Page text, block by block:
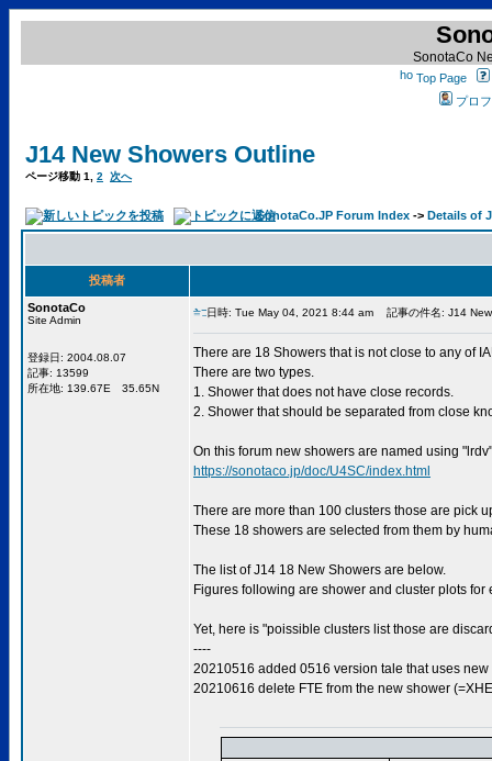
SonotaCo
Top Page
プロ
J14 New Showers Outline
ページ移動 1 2 次へ
SonotaCo.JP Forum Index -> Details of
投稿者
SonotaCo
Site Admin
登録日: 2004.08.07
記事: 13599
所在地: 139.67E 35.65N
日時: Tue May 04, 2021 8:44 am 記事の件名: J14
There are 18 Showers that is not close to any of
There are two types.
1. Shower that does not have close records.
2. Shower that should be separated from close
On this forum new showers are named using
https://sonotaco.jp/doc/U4SC/index.html
There are more than 100 clusters those are pick
These 18 showers are selected from them by
The list of J14 18 New Showers are below.
Figures following are shower and cluster plots for
Yet, here is "poissible clusters list those are
----
20210516 added 0516 version tale that uses
20210616 delete FTE from the new shower